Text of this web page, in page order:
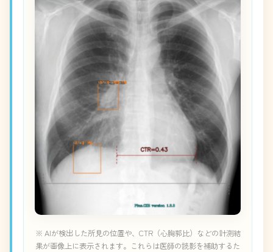
※ AIが検出した所見の位置や、CTR（心胸郭比）などの計測結
果が画像上に表示されます。これらは医師の読影を補助するた